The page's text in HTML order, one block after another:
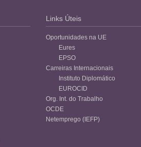
Links Úteis
Oportunidades na UE
Eures
EPSO
Carreiras Internacionais
Instituto Diplomático
EUROCID
Org. Int. do Trabalho
OCDE
Netemprego (IEFP)